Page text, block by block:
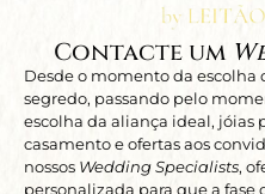
Contacte um
Desde o momento da
segredo, passando pelo
escolha da aliança ideal, jóias
casamento e ofertas aos
nossos Wedding Specialists,
personalizada para que a